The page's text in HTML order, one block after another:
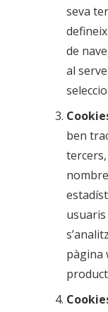
seva
de
al
ben
pàgina